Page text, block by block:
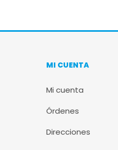
MI CUENTA
Mi cuenta
Órdenes
Direcciones